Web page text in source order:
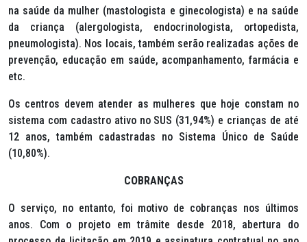
na saúde da mulher (mastologista e ginecologista) e na saúde
da criança (alergologista, endocrinologista, ortopedista,
pneumologista). Nos locais, também serão realizadas ações de
prevenção, educação em saúde, acompanhamento, farmácia e
etc.
Os centros devem atender as mulheres que hoje constam no
sistema com cadastro ativo no SUS (31,94%) e crianças de até
12 anos, também cadastradas no Sistema Único de Saúde
(10,80%).
COBRANÇAS
O serviço, no entanto, foi motivo de cobranças nos últimos
anos. Com o projeto em trâmite desde 2018, abertura do